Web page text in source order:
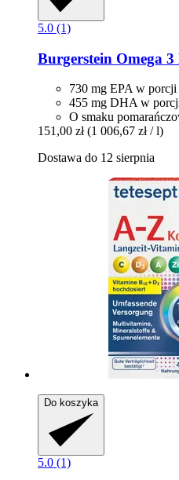
5.0 (1)
Burgerstein Omega
730 mg EPA w porcji
455 mg DHA w
O smaku
151,00 zł (1 006,67 zł / l)
Dostawa do 12 sierpnia
Do koszyka
5.0 (1)